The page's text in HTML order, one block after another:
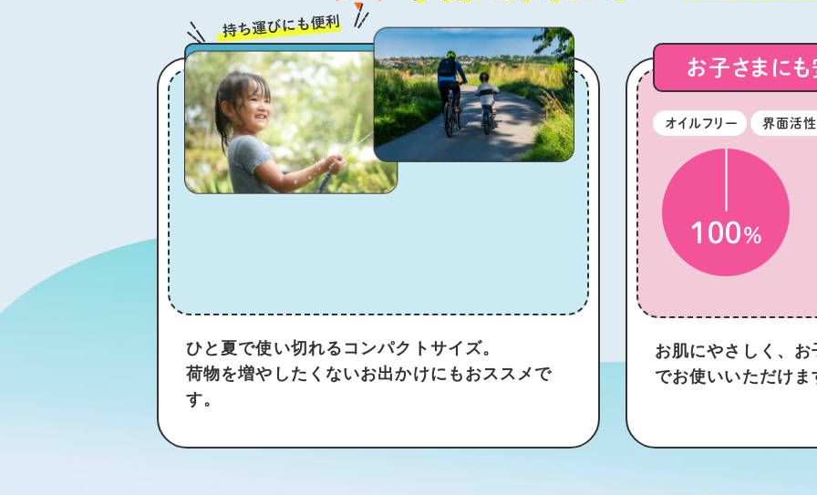
野外のレジャーやスポーツにも
ひと夏で使い切れるコンパクトサイズ。
荷物を増やしたくないお出かけにもおススメで
す。
お子さまに
オイルフリー 界面活
お肌にやさしく、
でお使いいただけま